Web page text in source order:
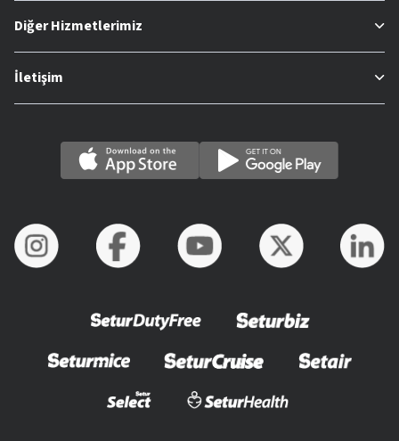
Diğer Hizmetlerimiz
İletişim